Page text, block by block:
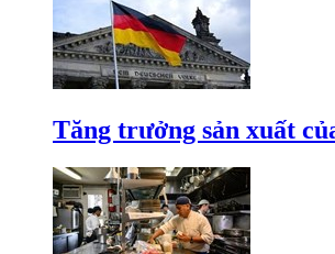
Tăng trưởng sản xuất